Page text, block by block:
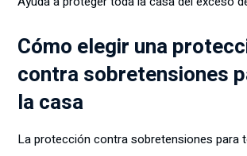
Cómo elegir una
contra sobretensiones
la casa
La protección contra sobretensiones para